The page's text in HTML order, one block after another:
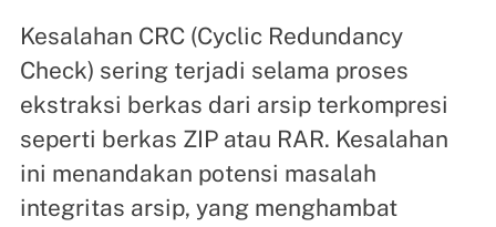
Kesalahan CRC (Cyclic Redundancy
Check) sering terjadi selama proses
ekstraksi berkas dari arsip terkompresi
seperti berkas ZIP atau RAR. Kesalahan
ini menandakan potensi masalah
integritas arsip, yang menghambat